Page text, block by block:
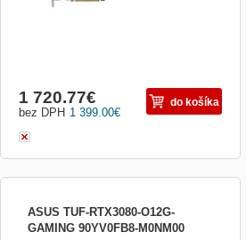
1 399.00€
bez DPH
1 720.77€ do košíka
ASUS TUF-RTX3080-O12G-
GAMING 90YV0FB8-M0NM00